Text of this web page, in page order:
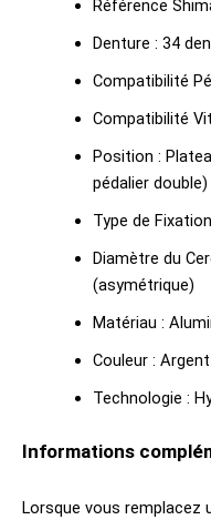
Référence
Denture : 34
Compatibilité
Compatibilité
Position :
pédalier double)
Type de
Diamètre du
(asymétrique)
Matériau :
Couleur : Argent
Technologie :
Informations
Lorsque vous remplacez